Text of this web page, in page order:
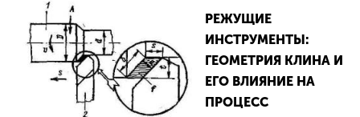
РЕЖУЩИЕ
ИНСТРУМЕНТЫ:
ГЕОМЕТРИЯ КЛИНА И
ЕГО ВЛИЯНИЕ НА
ПРОЦЕСС